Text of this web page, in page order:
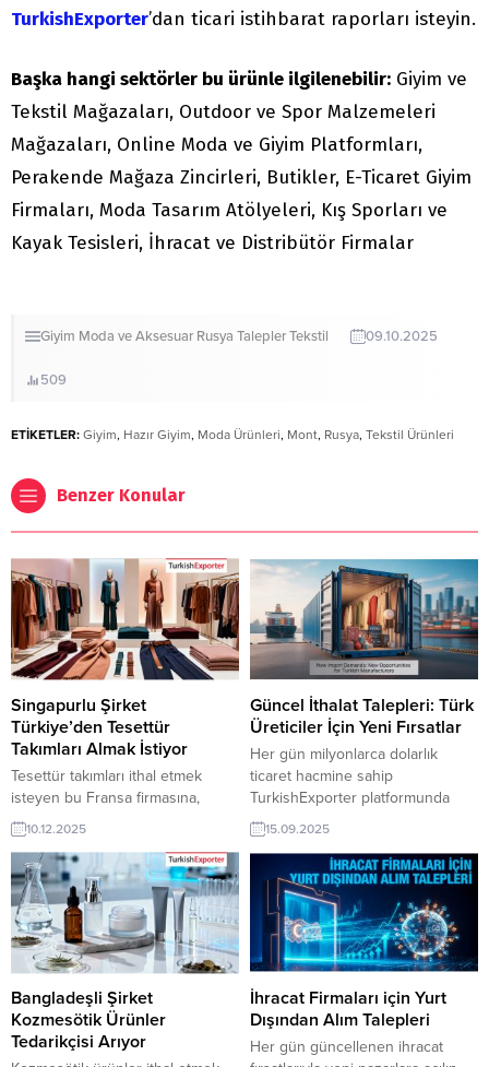
TurkishExporter’dan ticari istihbarat raporları isteyin.
Başka hangi sektörler bu ürünle ilgilenebilir: Giyim ve
Tekstil Mağazaları, Outdoor ve Spor Malzemeleri
Mağazaları, Online Moda ve Giyim Platformları,
Perakende Mağaza Zincirleri, Butikler, E-Ticaret Giyim
Firmaları, Moda Tasarım Atölyeleri, Kış Sporları ve
Kayak Tesisleri, İhracat ve Distribütör Firmalar
Giyim Moda ve Aksesuar Rusya TaleplerTekstil 09.10.2025
509
ETİKETLER: Giyim, Hazır Giyim, Moda Ürünleri, Mont, Rusya, Tekstil Ürünleri
Benzer Konular
Singapurlu Şirket
Türkiye’den Tesettür
Takımları Almak İstiyor
Tesettür takımları ithal etmek
isteyen bu Fransa firmasına,
Türkiye’de hazır giyim ve moda
ürünleri ile tesettür giyim üreticisi
veya tedarikçisi olan ihracatçı
firmalar teklif sunabilirler. Yeni bir
ihracat pazarı fırsatı olan bu alım
ilanının iletişim bilgilerine
TurkishExporter VIP üyeleri ile TE
üyelik kredisi sahibi ihracat
şirketleri erişebilmektedir. ➤ Bu
ithalat...
10.12.2025
Güncel İthalat Talepleri: Türk
Üreticiler İçin Yeni Fırsatlar
Her gün milyonlarca dolarlık
ticaret hacmine sahip
TurkishExporter platformunda
dünya genelinden gelen yeni alım
talepleri Türk üreticilerine önemli
ihracat fırsatları sunuyor. İşte öne
çıkan son talepler:✨Türk
İhracatçıları İçin Avantaj Bu
talepler, Türkiye’nin güçlü üretim
altyapısına sahip olduğu ayakkabı,
gıda, ambalaj, yapı malzemeleri ve
aroma sektörleri için büyük
ihracat...
15.09.2025
Bangladeşli Şirket
Kozmesötik Ürünler
Tedarikçisi Arıyor
İhracat Firmaları için Yurt
Dışından Alım Talepleri
Her gün güncellenen ihracat